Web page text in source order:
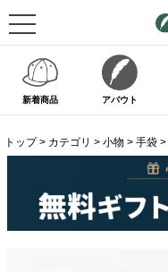
新着商品 アバウト
トップ カテゴリ 小物 手袋